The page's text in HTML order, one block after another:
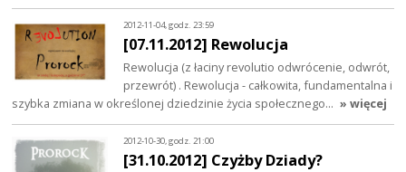
2012-11-04, godz. 23:59
[07.11.2012] Rewolucja
Rewolucja (z łaciny revolutio odwrócenie, odwrót,
przewrót) . Rewolucja - całkowita, fundamentalna i
szybka zmiana w określonej dziedzinie życia społecznego… » więcej
2012-10-30, godz. 21:00
[31.10.2012] Czyżby Dziady?